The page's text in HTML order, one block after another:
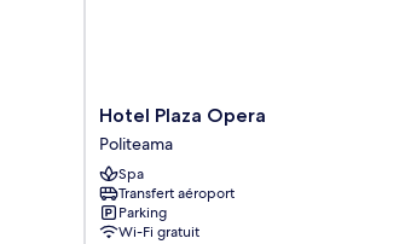
Hotel
Plaza
Opera
Politeama
Hotel Plaza Opera
Politeama
Spa
Transfert aéroport
Parking
Wi-Fi gratuit